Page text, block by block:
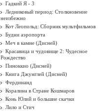
Гадкий Я - 3
Ледниковый период: Столкновение
неизбежно
Кот Леопольд: Сборник мультфильмов
Будни аэропорта
Меч в камне (Дисней)
Красавица и чудовище 2: Чудесное
Рождество
Пиноккио (Дисней)
Книга Джунглей (Дисней)
Фердинанд
Коралина в Стране Кошмаров
Конь Юлий и большие скачки
Лило и Стич